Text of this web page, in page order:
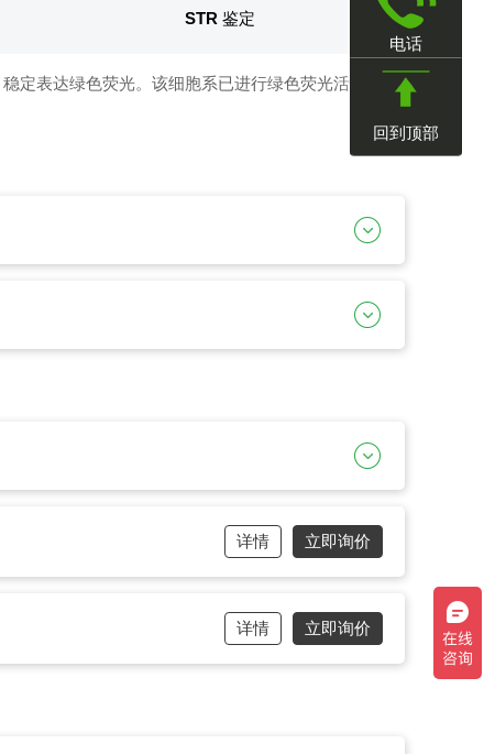
STR 鉴定
定表达绿色荧光。该细胞系已进行绿色荧光活性测
详情 立即询价
详情 立即询价
电话
回到顶部